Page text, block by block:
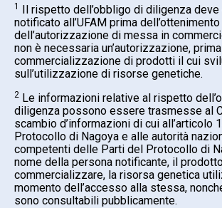
1 Il rispetto dell’obbligo di diligenza
notificato all’UFAM prima dell’ottenimento
dell’autorizzazione di messa in
non è necessaria un’autorizzazione,
commercializzazione di prodotti il cui
sull’utilizzazione di risorse genetiche.
2 Le informazioni relative al rispetto
diligenza possono essere trasmesse al
scambio d’informazioni di cui all’articolo
Protocollo di Nagoya e alle autorità
competenti delle Parti del Protocollo di
nome della persona notificante, il
commercializzare, la risorsa genetica
momento dell’accesso alla stessa,
sono consultabili pubblicamente.